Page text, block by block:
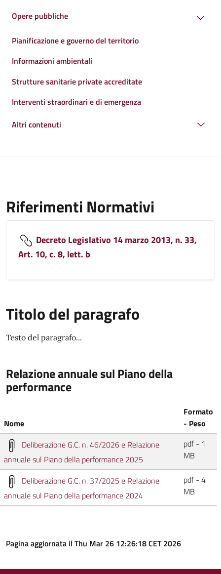
Opere pubbliche
Pianificazione e governo del territorio
Informazioni ambientali
Strutture sanitarie private accreditate
Interventi straordinari e di emergenza
Altri contenuti
Riferimenti Normativi
Decreto Legislativo 14 marzo 2013, n. 33,
Art. 10, c. 8, lett. b
Titolo del paragrafo
Testo del paragrafo...
Relazione annuale sul Piano della
performance
Nome
Formato
- Peso
Deliberazione G.C. n. 46/2026 e Relazione
annuale sul Piano della performance 2025
pdf - 1
MB
Deliberazione G.C. n. 37/2025 e Relazione
annuale sul Piano della performance 2024
pdf - 4
MB
Pagina aggiornata il Thu Mar 26 12:26:18 CET 2026